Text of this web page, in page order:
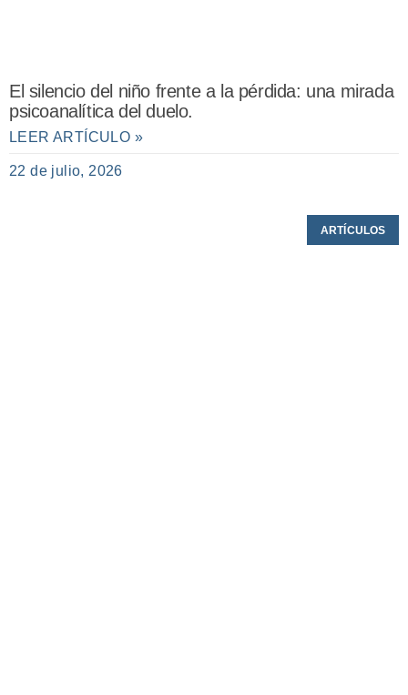
El silencio del niño frente a la pérdida: una mirada
psicoanalítica del duelo.
LEER ARTÍCULO »
22 de julio, 2026
ARTÍCULOS